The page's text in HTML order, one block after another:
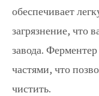
обеспечивает
загрязнение, что
завода.
частями, что
чистить.